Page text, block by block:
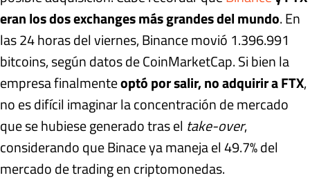
eran los dos exchanges más grandes del mundo. En
las 24 horas del viernes, Binance movió 1.396.991
bitcoins, según datos de CoinMarketCap. Si bien la
empresa finalmenteoptó por salir, no adquirir a FTX,
no es difícil imaginar la concentración de mercado
que se hubiese generado tras el take-over,
considerando que Binace ya maneja el 49.7% del
mercado de trading en criptomonedas.